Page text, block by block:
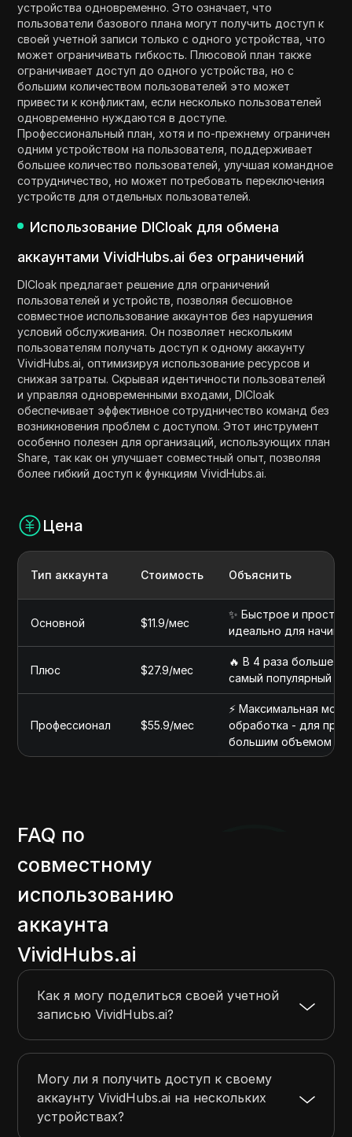
устройства одновременно. Это означает, что
пользователи базового плана могут получить доступ к
своей учетной записи только с одного устройства, что
может ограничивать гибкость. Плюсовой план также
ограничивает доступ до одного устройства, но с
большим количеством пользователей это может
привести к конфликтам, если несколько пользователей
одновременно нуждаются в доступе.
Профессиональный план, хотя и по-прежнему ограничен
одним устройством на пользователя, поддерживает
большее количество пользователей, улучшая командное
сотрудничество, но может потребовать переключения
устройств для отдельных пользователей.
Использование DICloak для обмена
аккаунтами VividHubs.ai без ограничений
DICloak предлагает решение для ограничений
пользователей и устройств, позволяя бесшовное
совместное использование аккаунтов без нарушения
условий обслуживания. Он позволяет нескольким
пользователям получать доступ к одному аккаунту
VividHubs.ai, оптимизируя использование ресурсов и
снижая затраты. Скрывая идентичности пользователей
и управляя одновременными входами, DICloak
обеспечивает эффективное сотрудничество команд без
возникновения проблем с доступом. Этот инструмент
особенно полезен для организаций, использующих план
Share, так как он улучшает совместный опыт, позволяя
более гибкий доступ к функциям VividHubs.ai.
Цена
Тип аккаунта Стоимость Объяснить
Основной $11.9/мес
✨ Быстрое и
идеально для
Плюс $27.9/мес
🔥 В 4 раза больше
самый популярный
Профессионал $55.9/мес
⚡ Максимальная
обработка - для
большим объемом
FAQ по
совместному
использованию
аккаунта
VividHubs.ai
Как я могу поделиться своей учетной
записью VividHubs.ai?
Могу ли я получить доступ к своему
аккаунту VividHubs.ai на нескольких
устройствах?